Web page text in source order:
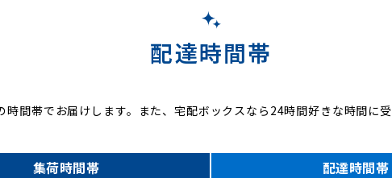
配達時間帯
時間帯でお届けします。また、宅配ボックスなら24時間好きな時間に
集荷時間帯 配達時間帯